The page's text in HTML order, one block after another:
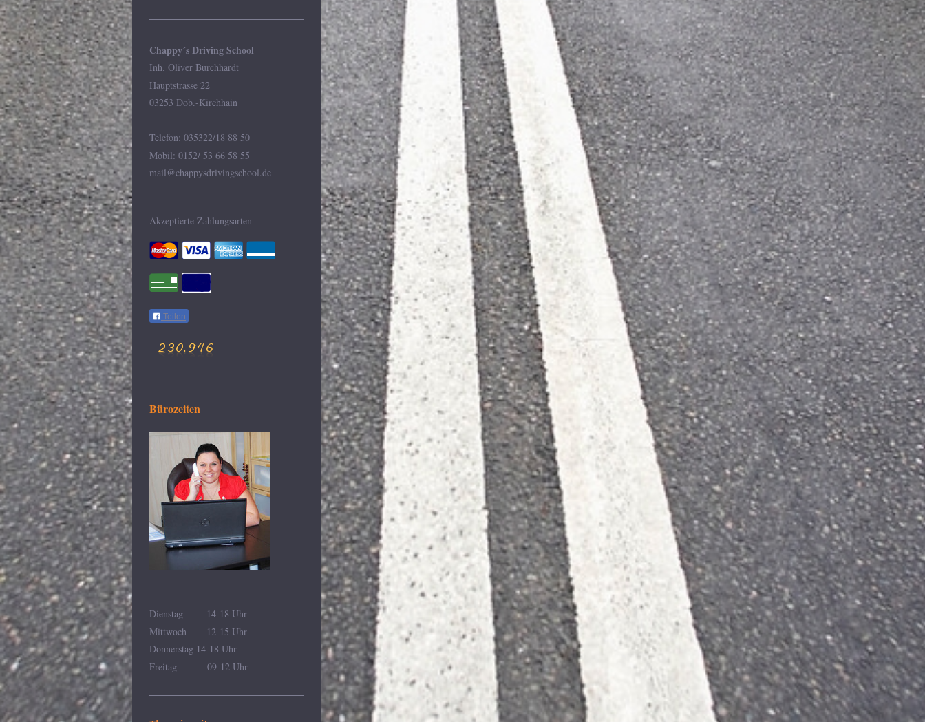
Chappy´s Driving School
Inh. Oliver Burchhardt
Hauptstrasse 22
03253 Dob.-Kirchhain
Telefon: 035322/18 88 50
Mobil: 0152/ 53 66 58 55
mail@chappysdrivingschool.de
Akzeptierte Zahlungsarten
Teilen
Bürozeiten
Dienstag 14-18 Uhr
Mittwoch 12-15 Uhr
Donnerstag 14-18 Uhr
Freitag 09-12 Uhr